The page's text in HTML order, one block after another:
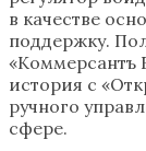
в качестве
поддержку.
«Коммерсантъ
история с
ручного
сфере.